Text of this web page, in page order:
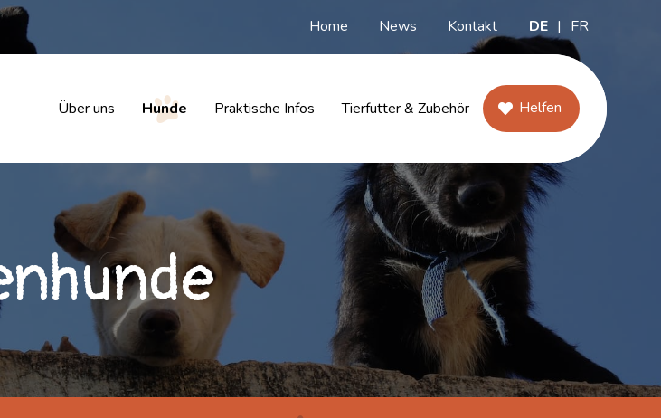
Home News Kontakt DE | FR
Über uns Hunde Praktische Infos Tierfutter & Zubehör Helfen